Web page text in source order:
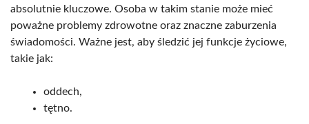
absolutnie kluczowe. Osoba w takim stanie może mieć
poważne problemy zdrowotne oraz znaczne zaburzenia
świadomości. Ważne jest, aby śledzić jej funkcje życiowe,
takie jak:
oddech,
tętno.